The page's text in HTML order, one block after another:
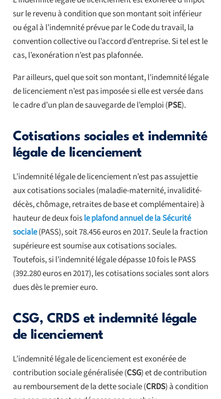
sur le revenu à condition que son montant soit inférieur
ou égal à l’indemnité prévue par le Code du travail, la
convention collective ou l’accord d’entreprise. Si tel est le
cas, l’exonération n’est pas plafonnée.
Par ailleurs, quel que soit son montant, l’indemnité légale
de licenciement n’est pas imposée si elle est versée dans
le cadre d’un plan de sauvegarde de l’emploi (PSE).
Cotisations sociales et indemnité
légale de licenciement
L’indemnité légale de licenciement n’est pas assujettie
aux cotisations sociales (maladie-maternité, invalidité-
décès, chômage, retraites de base et complémentaire) à
hauteur de deux foisle plafond annuel de la Sécurité
sociale(PASS), soit 78.456 euros en 2017. Seule la fraction
supérieure est soumise aux cotisations sociales.
Toutefois, si l’indemnité légale dépasse 10 fois le PASS
(392.280 euros en 2017), les cotisations sociales sont alors
dues dès le premier euro.
CSG, CRDS et indemnité légale
de licenciement
L’indemnité légale de licenciement est exonérée de
contribution sociale généralisée (CSG) et de contribution
au remboursement de la dette sociale (CRDS) à condition